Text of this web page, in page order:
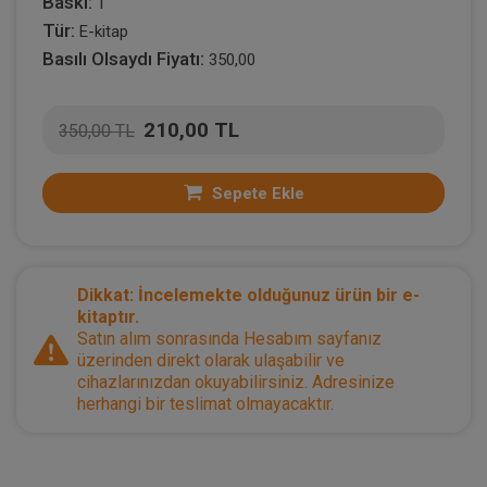
Tür: E-kitap
Basılı Olsaydı Fiyatı: 350,00
350,00 TL 210,00 TL
Sepete Ekle
Dikkat: İncelemekte olduğunuz ürün bir e-
kitaptır.
Satın alım sonrasında Hesabım sayfanız
üzerinden direkt olarak ulaşabilir ve
cihazlarınızdan okuyabilirsiniz. Adresinize
herhangi bir teslimat olmayacaktır.